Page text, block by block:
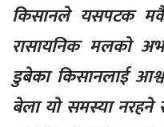
किसानले यसपटक
रासायनिक मलको
डुबेका किसानलाई
बेला यो समस्या नरहने